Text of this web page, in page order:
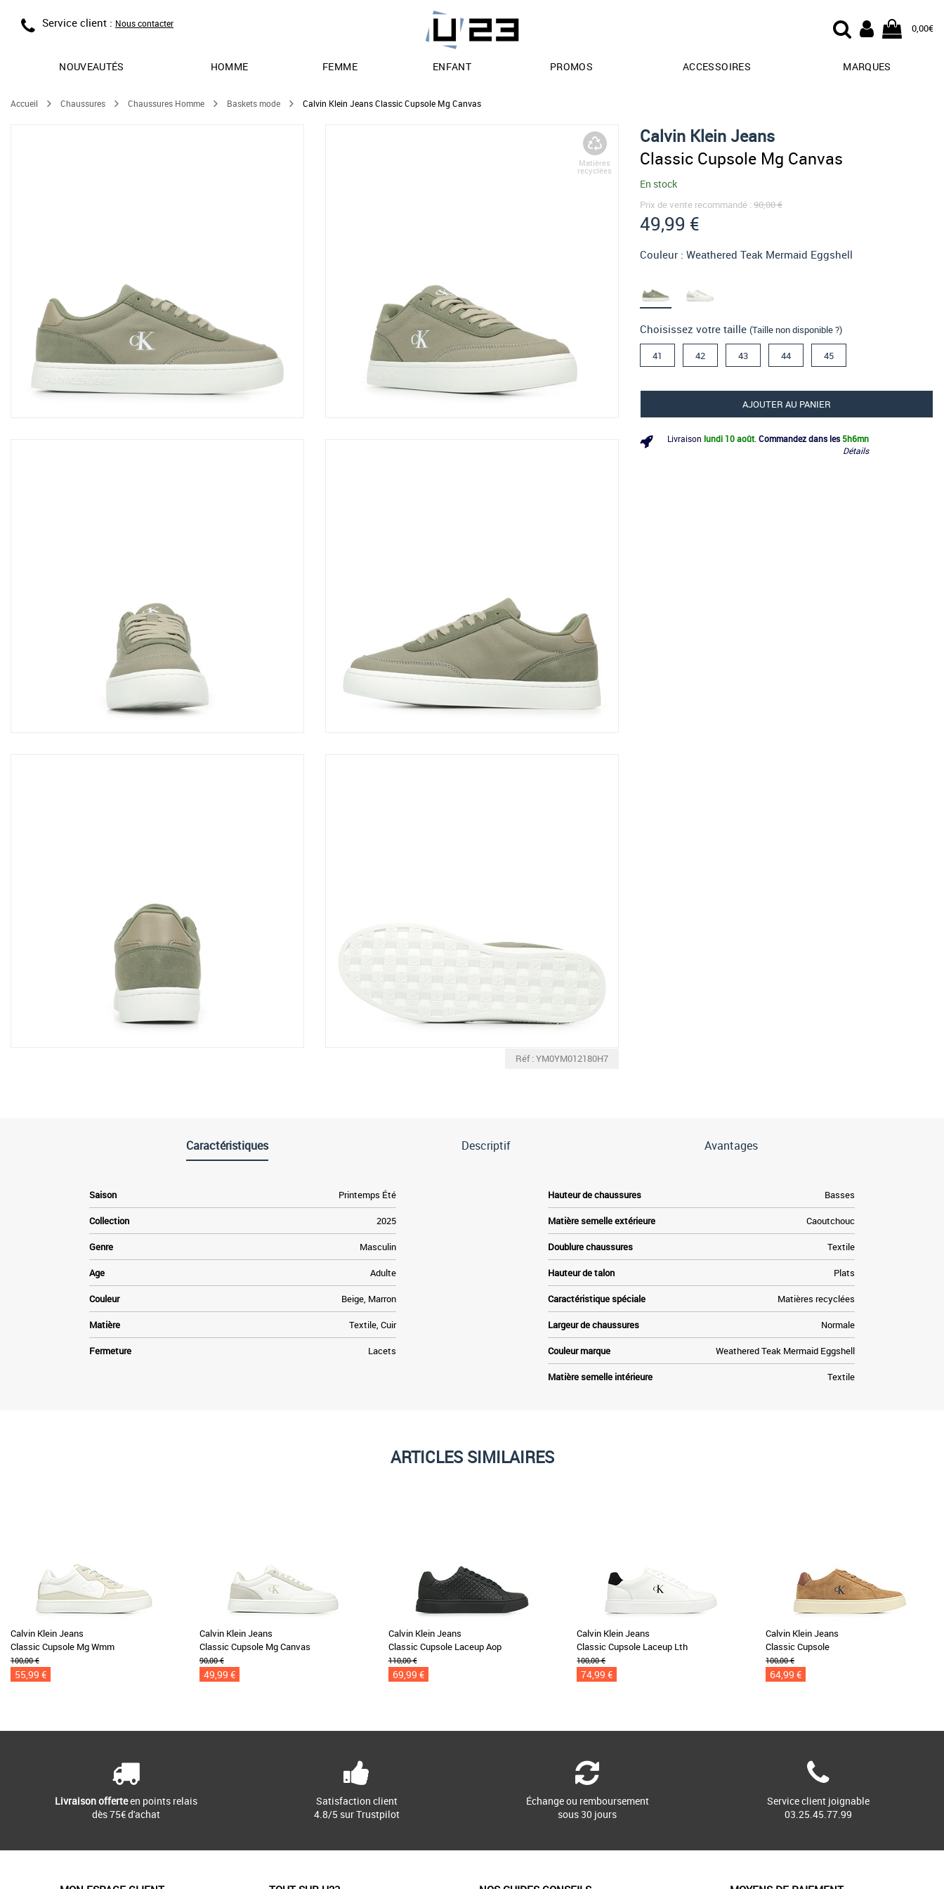
Service client : Nous contacter 0,00€
NOUVEAUTÉS HOMME FEMME ENFANT PROMOS ACCESSOIRES MARQUES
Accueil Chaussures Chaussures Homme Baskets mode Calvin Klein Jeans Classic Cupsole Mg Canvas
Matières
recyclées
Réf : YM0YM012180H7
Calvin Klein Jeans
Classic Cupsole Mg Canvas
En stock
Prix de vente recommandé : 90,00 €
49,99 €
Couleur : Weathered Teak Mermaid Eggshell
Choisissez votre taille (Taille non disponible ?)
41 42 43 44 45
AJOUTER AU PANIER
Livraison lundi 10 août Commandez dans les 5h6mn
Détails
Caractéristiques Descriptif Avantages
Saison Printemps Été
Collection 2025
Genre Masculin
Age Adulte
Couleur Beige, Marron
Matière Textile, Cuir
Fermeture Lacets
Hauteur de chaussures Basses
Matière semelle extérieure Caoutchouc
Doublure chaussures Textile
Hauteur de talon Plats
Caractéristique spéciale Matières recyclées
Largeur de chaussures Normale
Couleur marque Weathered Teak Mermaid Eggshell
Matière semelle intérieure Textile
ARTICLES SIMILAIRES
Calvin Klein Jeans
Classic Cupsole Mg Wmm
100,00 €
55,99 €
Calvin Klein Jeans
Classic Cupsole Mg Canvas
90,00 €
49,99 €
Calvin Klein Jeans
Classic Cupsole Laceup Aop
110,00 €
69,99 €
Calvin Klein Jeans
Classic Cupsole Laceup Lth
100,00 €
74,99 €
Calvin Klein Jeans
Classic Cupsole
100,00 €
64,99 €
Livraison offerteen points relais
dès 75€ d'achat
Satisfaction client
4.8/5 sur Trustpilot
Échange ou remboursement
sous 30 jours
Service client joignable
03.25.45.77.99